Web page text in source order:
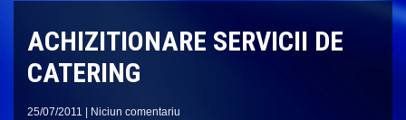
ACHIZITIONARE SERVICII DE
CATERING
25/07/2011 Niciun comentariu